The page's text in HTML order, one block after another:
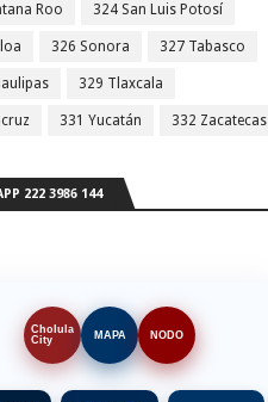
Roo 324 San Luis Potosí
326 Sonora 327 Tabasco
329 Tlaxcala
331 Yucatán 332 Zacatecas
222 3986 144
Cholula
City
MAPA NODO